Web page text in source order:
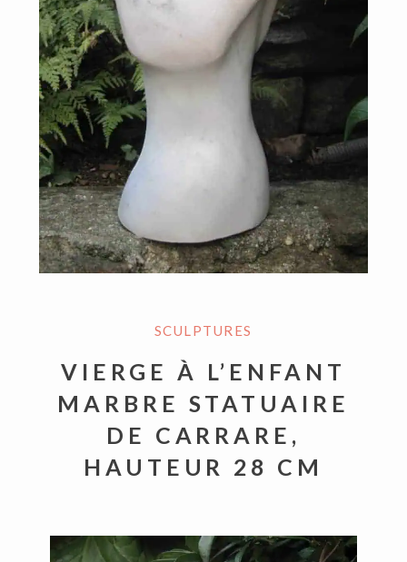
SCULPTURES
VIERGE À L’ENFANT
MARBRE STATUAIRE
DE CARRARE,
HAUTEUR 28 CM